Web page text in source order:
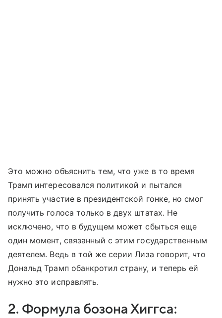
Это можно объяснить тем, что уже в то время
Трамп интересовался политикой и пытался
принять участие в президентской гонке, но смог
получить голоса только в двух штатах. Не
исключено, что в будущем может сбыться еще
один момент, связанный с этим государственным
деятелем. Ведь в той же серии Лиза говорит, что
Дональд Трамп обанкротил страну, и теперь ей
нужно это исправлять.
2. Формула бозона Хиггса: